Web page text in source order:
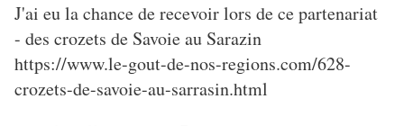
J'ai eu la chance de recevoir lors de ce partenariat
- des crozets de Savoie au Sarazin
https://www.le-gout-de-nos-regions.com/628-
crozets-de-savoie-au-sarrasin.html